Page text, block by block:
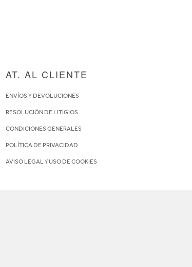
AT. AL CLIENTE
ENVÍOS Y DEVOLUCIONES
RESOLUCIÓN DE LITIGIOS
CONDICIONES GENERALES
POLÍTICA DE PRIVACIDAD
AVISO LEGALYUSO DE COOKIES